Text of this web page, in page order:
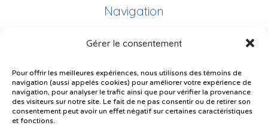
Gérer le consentement
Pour offrir les meilleures expériences, nous utilisons des témoins de
navigation (aussi appelés cookies) pour améliorer votre expérience de
navigation, pour analyser le trafic ainsi que pour vérifier la provenance
des visiteurs sur notre site. Le fait de ne pas consentir ou de retirer son
consentement peut avoir un effet négatif sur certaines caractéristiques
et fonctions.
Navigation
Plan du site
Plainte – service à l’élève
Politique de confidentialité